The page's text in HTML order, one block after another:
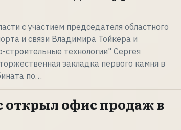
с участием председателя областного
и связи Владимира Тойкера и
технологии" Сергея
закладка первого камня в
по…
открыл офис продаж в